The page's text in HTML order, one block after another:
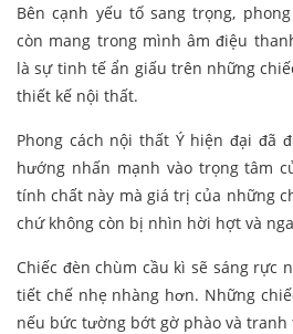
Bên cạnh yếu tố sang trọng,
còn mang trong mình âm điệu
là sự tinh tế ẩn giấu trên những
thiết kế nội thất.
Phong cách nội thất Ý hiện đại đã
hướng nhấn mạnh vào trọng tâm
tính chất này mà giá trị của những
chứ không còn bị nhìn hời hợt và
Chiếc đèn chùm cầu kì sẽ sáng rực
tiết chế nhẹ nhàng hơn. Những
nếu bức tường bớt gờ phào và